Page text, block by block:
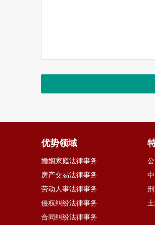
优势领域
婚姻家庭法律事务
房产交易法律事务
劳动人事法律事务
侵权纠纷法律事务
合同纠纷法律事务